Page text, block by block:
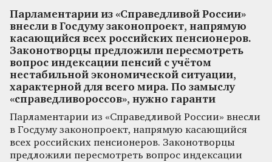
Парламентарии из «Справедливой России»
внесли в Госдуму законопроект, напрямую
касающийся всех российских пенсионеров.
Законотворцы предложили пересмотреть
вопрос индексации пенсий с учётом
нестабильной экономической ситуации,
характерной для всего мира. По замыслу
«справедливороссов», нужно гаранти
Парламентарии из «Справедливой России» внесли
в Госдуму законопроект, напрямую касающийся
всех российских пенсионеров. Законотворцы
предложили пересмотреть вопрос индексации